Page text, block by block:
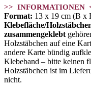
>> INFORMATIONEN
Format: 13 x 19 cm (B x
Klebefläche/
zusammengeklebt
Holzstäbchen auf eine
andere Karte bündig
Klebeband – bitte keinen
Holzstäbchen ist im
nicht.